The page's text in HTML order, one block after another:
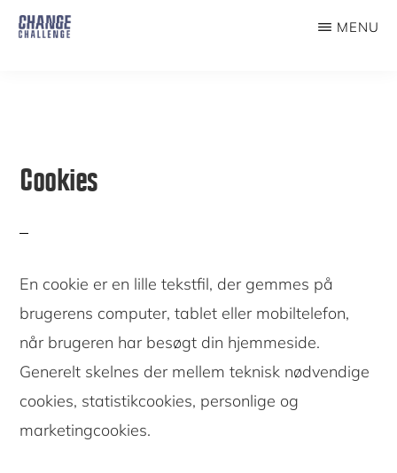
Skip
MENU
Cookies
En cookie er en lille tekstfil, der gemmes på
brugerens computer, tablet eller mobiltelefon,
når brugeren har besøgt din hjemmeside.
Generelt skelnes der mellem teknisk nødvendige
cookies, statistikcookies, personlige og
marketingcookies.